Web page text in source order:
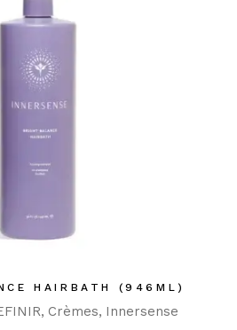
HAIRBATH (946ML)
Crèmes Innersense